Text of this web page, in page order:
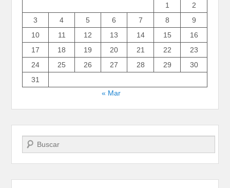
1
2
3
4 5 6 7 8
9
10
11 12 13 14 15
16
17
18 19 20 21 22
23
24
25 26 27 28 29
30
31
« Mar
Buscar